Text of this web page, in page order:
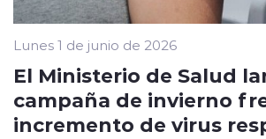
Lunes 1 de junio de 2026
El Ministerio de Salud
campaña de invierno
incremento de virus